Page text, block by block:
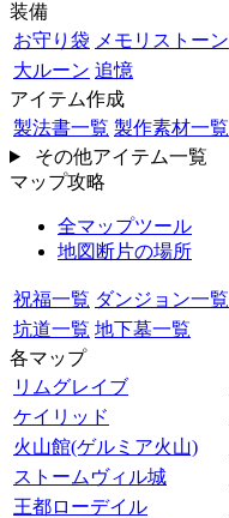
装備
お守り袋 メモリストーン
大ルーン 追憶
アイテム作成
製法書一覧 製作素材一覧
その他アイテム一覧
マップ攻略
全マップツール
地図断片の場所
祝福一覧 ダンジョン一覧
坑道一覧 地下墓一覧
各マップ
リムグレイブ
ケイリッド
火山館(ゲルミア火山)
ストームヴィル城
王都ローデイル